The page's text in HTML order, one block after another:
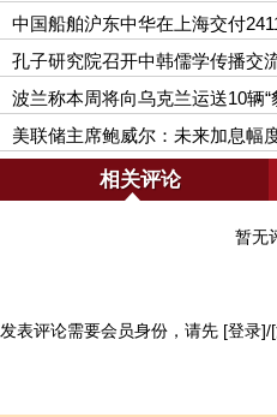
eaches
中国船舶沪东中华在上海交付
孔子研究院召开中韩儒学传播交
波兰称本周将向乌克兰运送10辆“
美联储主席鲍威尔：未来加息幅
相关评论
暂无
发表评论需要会员身份，请先 [登录]/